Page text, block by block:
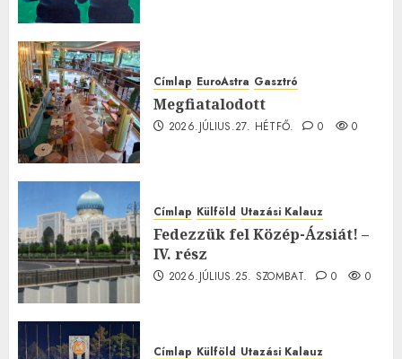
Címlap EuroAstra Gasztró
Megfiatalodott
2026.JÚLIUS.27. HÉTFŐ. 0 0
Címlap Külföld Utazási Kalauz
Fedezzük fel Közép-Ázsiát! –
IV. rész
2026.JÚLIUS.25. SZOMBAT. 0 0
Címlap Külföld Utazási Kalauz